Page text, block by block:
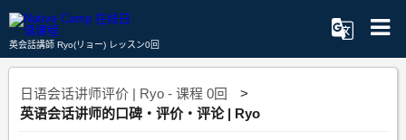
英会話講師 Ryo(リョー) レッスン0回
日语会话讲师评价 | Ryo - 课程 0回
英语会话讲师的口碑・评价・评论 | Ryo